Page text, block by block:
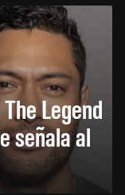
Legend
señala al